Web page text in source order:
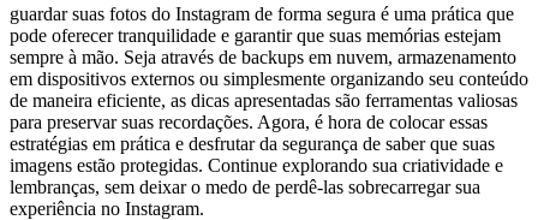
guardar suas fotos do Instagram de forma segura é uma prática que
pode ‌oferecer tranquilidade e ‌garantir que suas memórias estejam
sempre à mão. ‌Seja através de backups em nuvem, armazenamento
em ​dispositivos externos ou simplesmente organizando​ seu conteúdo
de maneira eficiente, as ​dicas apresentadas são ferramentas ​valiosas
⁢para preservar suas‍ recordações. Agora, é hora de colocar essas‍
estratégias em prática e desfrutar da segurança de saber que suas
imagens estão protegidas. Continue explorando sua criatividade e
lembranças, sem deixar o medo de⁤ perdê-las sobrecarregar sua
experiência ‍no Instagram.